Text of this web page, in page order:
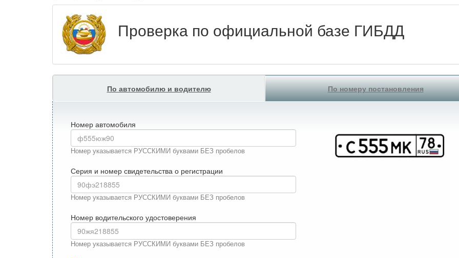
Проверка по официальной базе ГИБДД
По автомобилю и водителю По номеру постановления
Номер автомобиля
Номер указывается РУССКИМИ буквами БЕЗ пробелов
Серия и номер свидетельства о регистрации
Номер указывается РУССКИМИ буквами БЕЗ пробелов
Номер водительского удостоверения
Номер указывается РУССКИМИ буквами БЕЗ пробелов